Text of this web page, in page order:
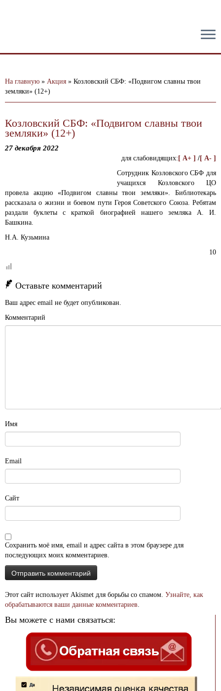
На главную » Акция » Козловский СБФ: «Подвигом славны твои
земляки» (12+)
Козловский СБФ: «Подвигом славны твои
земляки» (12+)
27 декабря 2022
для слабовидящих: [ A+ ] /[ A- ]
Сотрудник Козловского СБФ для
учащихся Козловского ЦО
провела акцию «Подвигом славны твои земляки». Библиотекарь
рассказала о жизни и боевом пути Героя Советского Союза. Ребятам
раздали буклеты с краткой биографией нашего земляка А. И.
Башкина.
Н.А. Кузьмина
10
Оставьте комментарий
Ваш адрес email не будет опубликован.
Комментарий
Имя
Email
Сайт
Сохранить моё имя, email и адрес сайта в этом браузере для
последующих моих комментариев.
Этот сайт использует Akismet для борьбы со спамом. Узнайте, как
обрабатываются ваши данные комментариев.
Вы можете с нами связаться: